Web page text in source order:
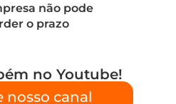
não pode
o prazo
no Youtube!
nosso canal